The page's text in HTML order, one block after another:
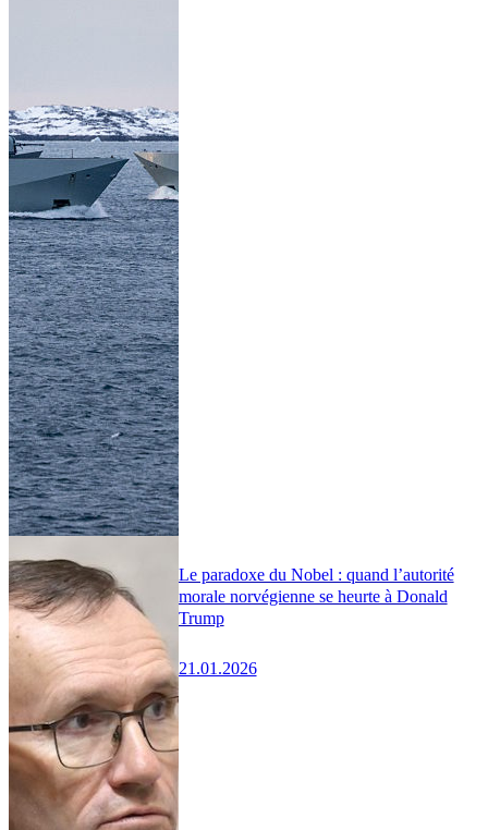
Le paradoxe du Nobel : quand l’autorité
morale norvégienne se heurte à Donald
Trump
21.01.2026